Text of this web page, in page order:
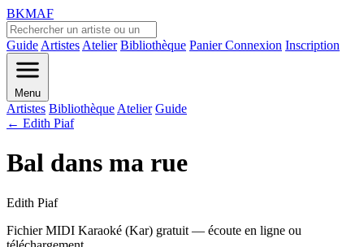
BKMAF
Guide Artistes Atelier Bibliothèque PanierConnexion Inscription
Menu
Artistes Bibliothèque Atelier Guide
← Edith Piaf
Bal dans ma rue
Edith Piaf
Fichier MIDI Karaoké (Kar) gratuit — écoute en ligne ou